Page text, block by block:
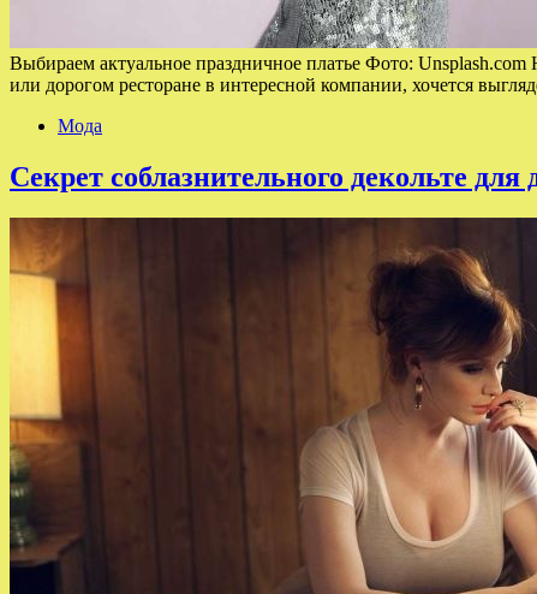
Выбираем актуальное праздничное платье Фото:
или дорогом ресторане в интересной компании, хочется
Мода
Секрет соблазнительного декольте